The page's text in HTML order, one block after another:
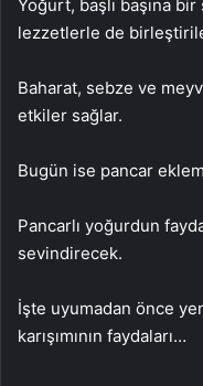
Yoğurt, başlı başına
lezzetlerle de
Baharat, sebze ve
etkiler sağlar.
Bugün ise pancar
Pancarlı yoğurdun
sevindirecek.
İşte uyumadan önce
karışımının faydaları…